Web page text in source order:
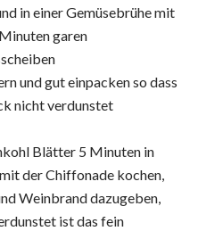
in einer Gemüsebrühe mit
garen
und gut einpacken so dass
nicht verdunstet
Blätter 5 Minuten in
der Chiffonade kochen,
Weinbrand dazugeben,
ist das fein